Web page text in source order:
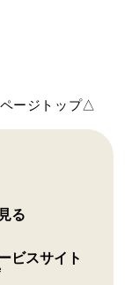
ページトップ△
る
ビスサイト